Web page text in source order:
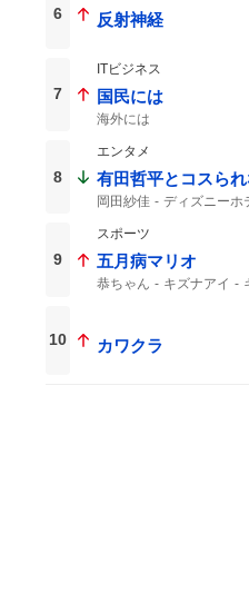
6 反射神経
7
ITビジネス
国民には
海外には
8
エンタメ
有田哲平とコスら
岡田紗佳 ディズニーホ
9
スポーツ
五月病マリオ
恭ちゃん キズナアイ
10 カワクラ